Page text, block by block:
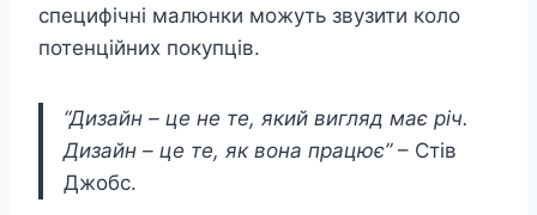
специфічні малюнки можуть звузити коло
потенційних покупців.
“Дизайн – це не те, який вигляд має річ.
Дизайн – це те, як вона працює”– Стів
Джобс.